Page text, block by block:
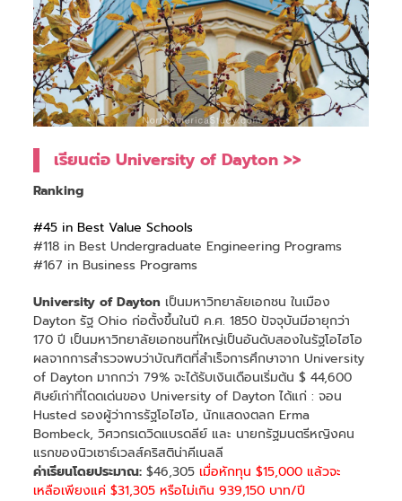
เรียนต่อ University of Dayton >>
Ranking
#45 in Best Value Schools
#118 in Best Undergraduate Engineering Programs
#167 in Business Programs
University of Dayton เป็นมหาวิทยาลัยเอกชน ในเมือง
Dayton รัฐ Ohio ก่อตั้งขึ้นในปี ค.ศ. 1850 ปัจจุบันมีอายุกว่า
170 ปี เป็นมหาวิทยาลัยเอกชนที่ใหญ่เป็นอันดับสองในรัฐโอไฮโอ
ผลจากการสำรวจพบว่าบัณฑิตที่สำเร็จการศึกษาจาก University
of Dayton มากกว่า 79% จะได้รับเงินเดือนเริ่มต้น $ 44,600
ศิษย์เก่าที่โดดเด่นของ University of Dayton ได้แก่ : จอน
Husted รองผู้ว่าการรัฐโอไฮโอ, นักแสดงตลก Erma
Bombeck, วิศวกรเดวิดแบรดลีย์ และ นายกรัฐมนตรีหญิงคน
แรกของนิวเซาธ์เวลส์คริสติน่าคีเนลลี
ค่าเรียนโดยประมาณ: $46,305เมื่อหักทุน $15,000 แล้วจะ
เหลือเพียงแค่ $31,305 หรือไม่เกิน 939,150 บาท/ปี